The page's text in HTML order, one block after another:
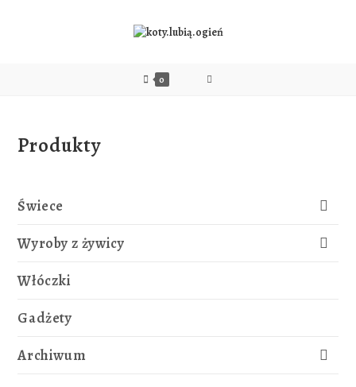
0
Produkty
Świece
Wyroby z żywicy
Włóczki
Gadżety
Archiwum